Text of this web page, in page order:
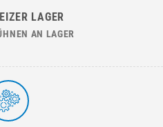
LAGER
AN LAGER